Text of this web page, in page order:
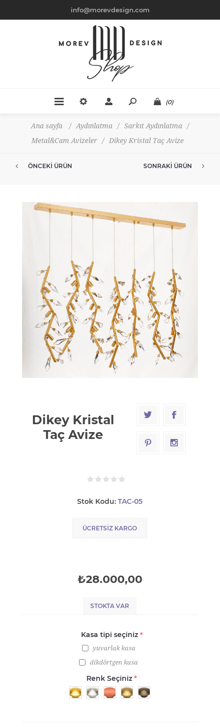
info@morevdesign.com
(0)
Ana sayfa / Aydınlatma / Sarkıt Aydınlatma
/
Metal&Cam Avizeler
/ Dikey Kristal Taç Avize
ÖNCEKI ÜRÜN SONRAKI ÜRÜN
Dikey Kristal
Taç Avize
Stok Kodu: TAC-05
ÜCRETSIZ KARGO
₺28.000,00
STOKTA VAR
Kasa tipi seçiniz *
yuvarlak kasa
dikdörtgen kasa
Renk Seçiniz*